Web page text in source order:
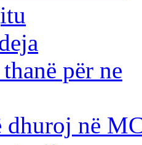
për ne
dhuroj në